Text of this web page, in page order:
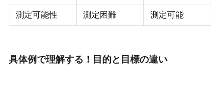
測定可能性 測定困難 測定可能
具体例で理解する！目的と目標の違い